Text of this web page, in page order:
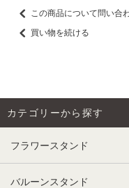
この商品について問い合
買い物を続ける
カテゴリーから探す
フラワースタンド
バルーンスタンド